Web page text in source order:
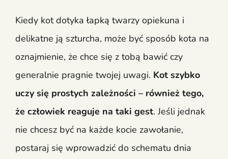
Kiedy kot dotyka łapką twarzy opiekuna i
delikatne ją szturcha, może być sposób kota na
oznajmienie, że chce się z tobą bawić czy
generalnie pragnie twojej uwagi. Kot szybko
uczy się prostych zależności – również tego,
że człowiek reaguje na taki gest. Jeśli jednak
nie chcesz być na każde kocie zawołanie,
postaraj się wprowadzić do schematu dnia